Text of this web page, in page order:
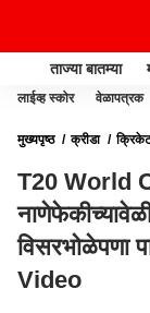
ताज्या बातम्या
लाईव्ह स्कोर वेळापत्रक
मुख्यपृष्ठ क्रीडा
T20 World
विसरभोळेपणा
Video